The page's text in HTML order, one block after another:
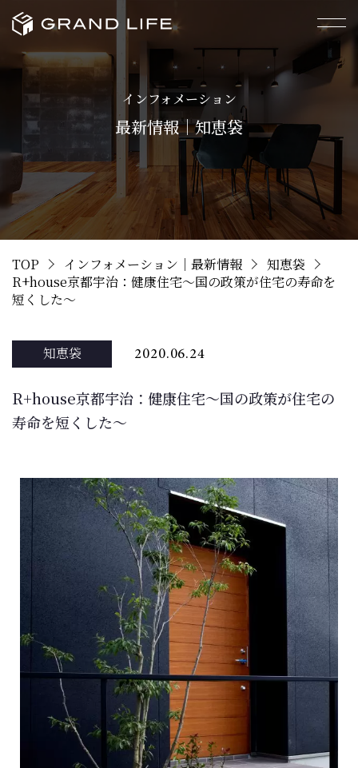
インフォメーション
最新情報｜知恵袋
TOP インフォメーション｜最新情報
知恵袋
R+house京都宇治：健康住宅～国の政策が住宅の寿命を
短くした～
知恵袋 2020.06.24
R+house京都宇治：健康住宅～国の政策が住宅の
寿命を短くした～